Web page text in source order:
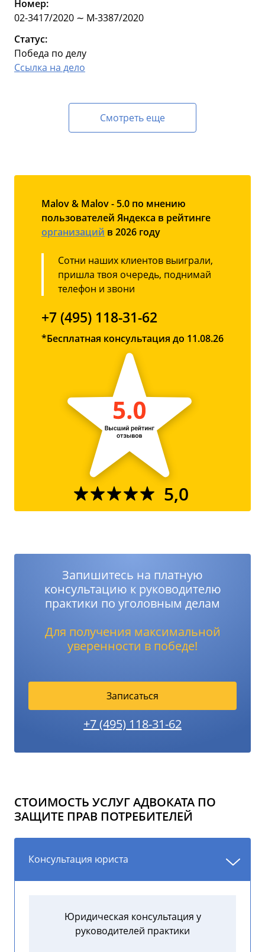
Номер:
02-3417/2020 ∼ М-3387/2020
Статус:
Победа по делу
Ссылка на дело
Смотреть еще
Malov & Malov - 5.0 по мнению
пользователей Яндекса в рейтинге
организаций в 2026 году
Сотни наших клиентов выиграли,
пришла твоя очередь, поднимай
телефон и звони
+7 (495) 118-31-62
*Бесплатная консультация до 11.08.26
5,0
Запишитесь на платную
консультацию к руководителю
практики по уголовным делам
Для получения максимальной
уверенности в победе!
Записаться
+7 (495) 118-31-62
СТОИМОСТЬ УСЛУГ АДВОКАТА ПО
ЗАЩИТЕ ПРАВ ПОТРЕБИТЕЛЕЙ
Консультация юриста
Юридическая консультация у
руководителей практики